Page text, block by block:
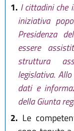
1. I cittadini che
iniziativa
Presidenza
essere
struttura
legislativa.
dati e
della Giunta
2. Le